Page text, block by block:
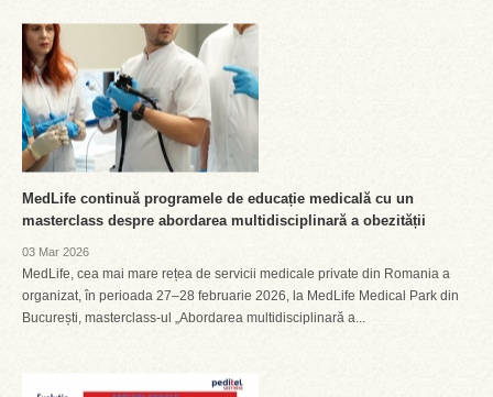
MedLife continuă programele de educație medicală cu un
masterclass despre abordarea multidisciplinară a obezității
03 Mar 2026
MedLife, cea mai mare rețea de servicii medicale private din Romania a
organizat, în perioada 27–28 februarie 2026, la MedLife Medical Park din
București, masterclass-ul „Abordarea multidisciplinară a...